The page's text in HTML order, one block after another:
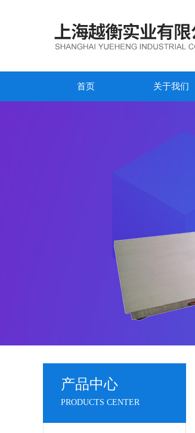
首页 关于我们
产品中心
PRODUCTS CENTER